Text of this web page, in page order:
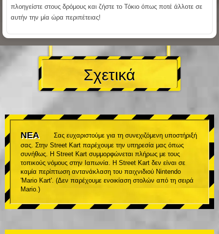
πλοηγείστε στους δρόμους και ζήστε το Τόκιο όπως ποτέ άλλοτε σε
αυτήν την μία ώρα περιπέτειας!
Σχετικά
ΝΕΑ
Σας ευχαριστούμε για τη συνεχιζόμενη υποστήριξή
σας. Στην Street Kart παρέχουμε την υπηρεσία μας όπως
συνήθως. Η Street Kart συμμορφώνεται πλήρως με τους
τοπικούς νόμους στην Ιαπωνία. Η Street Kart δεν είναι σε
καμία περίπτωση αντανάκλαση του παιχνιδιού Nintendo
'Mario Kart'. (Δεν παρέχουμε ενοικίαση στολών από τη σειρά
Mario.)